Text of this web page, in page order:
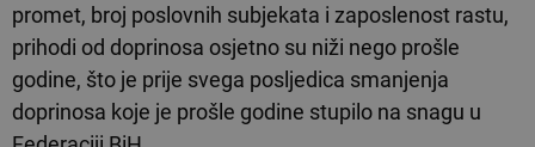
promet, broj poslovnih subjekata i zaposlenost rastu,
prihodi od doprinosa osjetno su niži nego prošle
godine, što je prije svega posljedica smanjenja
doprinosa koje je prošle godine stupilo na snagu u